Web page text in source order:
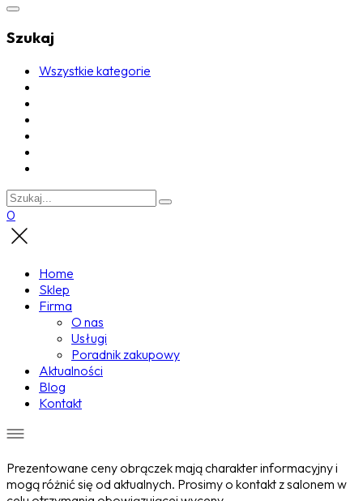
Szukaj
Wszystkie kategorie
0
Home
Sklep
Firma
O nas
Usługi
Poradnik zakupowy
Aktualności
Blog
Kontakt
Prezentowane ceny obrączek mają charakter informacyjny i
mogą różnić się od aktualnych. Prosimy o kontakt z salonem w